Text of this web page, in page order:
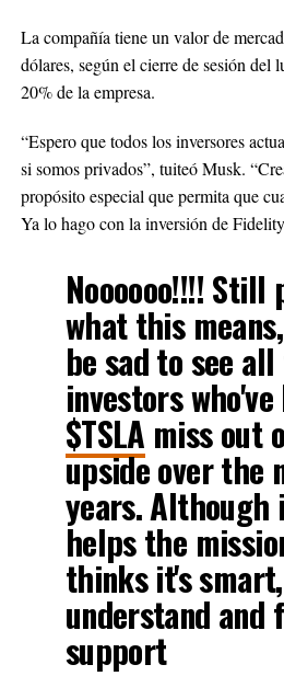
La compañía tiene un valor de
dólares, según el cierre de sesión del
20% de la empresa.
“Espero que todos los inversores
si somos privados”, tuiteó Musk.
propósito especial que permita que
Ya lo hago con la inversión de
Noooooo!!!! Still
what this
be sad to see
investors
$TSLA miss out
upside over the
years.
helps the
thinks it's
understand and
support